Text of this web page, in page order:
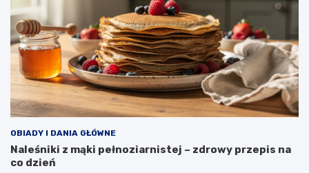
OBIADY I DANIA GŁÓWNE
Naleśniki z mąki pełnoziarnistej – zdrowy przepis na
co dzień